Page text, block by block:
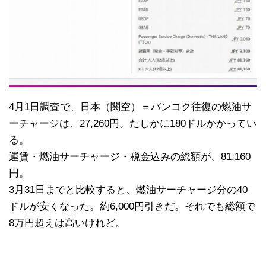
4月1日調査で、日本（関空）＝バンコク往復の燃油サ
ーチャージは、27,260円。たしかに180ドルかかってい
る。
運賃・燃油サーチャージ・税金込みの総額が、81,160
円。
3月31日までと比較すると、燃油サーチャージ分の40
ドルが安くなった。約6,000円引きだ。それでも総額で
8万円超えは高いけれど。